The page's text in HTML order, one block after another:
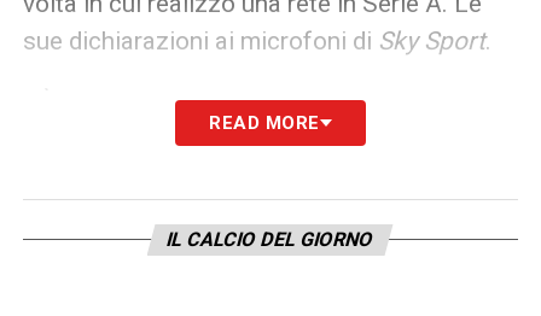
sue dichiarazioni ai microfoni di Sky Sport.
«È il primo gol con l’Udinese, è molto
speciale e cercavo di dare una mano alla
LA PLAYLIST DELLE NOSTRE TOP NEWS
READ MORE
IL CALCIO DEL GIORNO